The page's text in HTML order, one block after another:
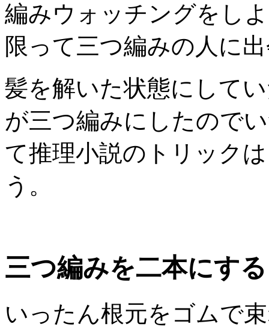
編みウォッチングをし
限って三つ編みの人に
髪を解いた状態にして
が三つ編みにしたので
て推理小説のトリック
う。
三つ編みを二本にする
いったん根元をゴムで